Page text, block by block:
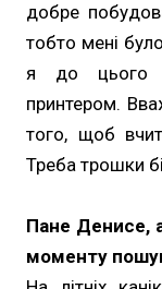
добре
тобто мені
я до цього
принтером.
того, щоб
Треба трошки
Пане Денисе,
моменту